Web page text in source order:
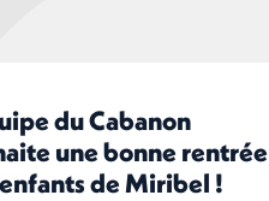
du Cabanon
une bonne rentrée
de Miribel !